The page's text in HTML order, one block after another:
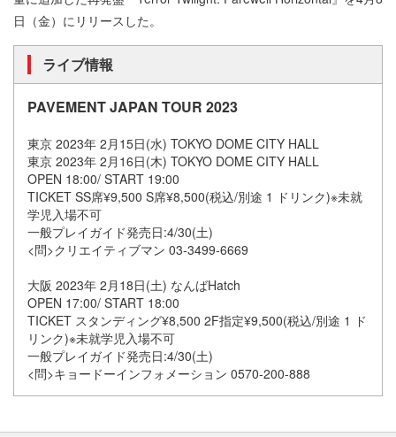
日（金）にリリースした。
ライブ情報
PAVEMENT JAPAN TOUR 2023
東京 2023年 2月15日(水) TOKYO DOME CITY HALL
東京 2023年 2月16日(木) TOKYO DOME CITY HALL
OPEN 18:00/ START 19:00
TICKET SS席¥9,500 S席¥8,500(税込/別途 1 ドリンク)※未就
学児入場不可
一般プレイガイド発売日:4/30(土)
<問>クリエイティブマン 03-3499-6669
大阪 2023年 2月18日(土) なんばHatch
OPEN 17:00/ START 18:00
TICKET スタンディング¥8,500 2F指定¥9,500(税込/別途 1 ド
リンク)※未就学児入場不可
一般プレイガイド発売日:4/30(土)
<問>キョードーインフォメーション 0570-200-888